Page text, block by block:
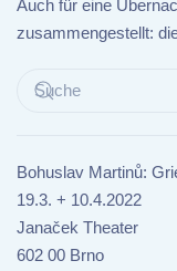
Auch für eine
zusammengestellt:
Bohuslav Martinů:
19.3. + 10.4.2022
Janaček Theater
602 00 Brno